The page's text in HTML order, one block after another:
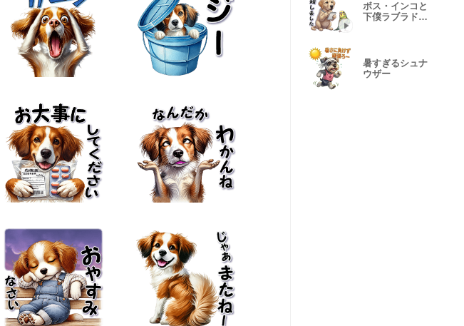
ボス・インコと
下僕ラブラドー
暑すぎるシュナ
ウザー